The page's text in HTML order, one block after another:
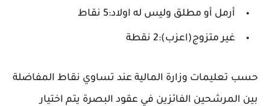
أرمل أو مطلق وليس له اولاد:5 نقاط
غير متزوج(اعزب):2 نقطة
حسب تعليمات وزارة المالية عند تساوي نقاط المفاضلة
بين المرشحين الفائزين في عقود البصرة يتم اختيار